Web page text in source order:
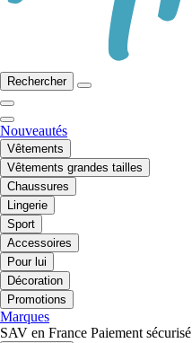
Rechercher
Nouveautés
Vêtements
Vêtements grandes tailles
Chaussures
Lingerie
Sport
Accessoires
Pour lui
Décoration
Promotions
Marques
SAV en France Paiement sécurisé